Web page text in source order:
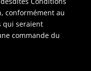
conformément au
qui seraient
commande du